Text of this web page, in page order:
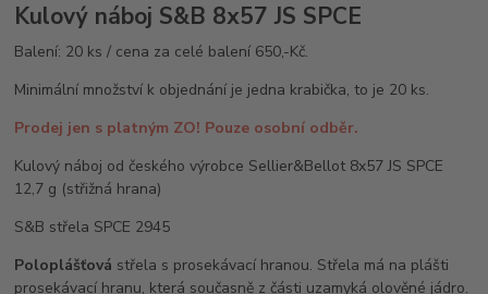
Kulový náboj S&B 8x57 JS SPCE
Balení: 20 ks / cena za celé balení 650,-Kč.
Minimální množství k objednání je jedna krabička, to je 20 ks.
Prodej jen s platným ZO! Pouze osobní odběr.
Kulový náboj od českého výrobce Sellier&Bellot 8x57 JS SPCE
12,7 g (střižná hrana)
S&B střela SPCE 2945
Poloplášťová střela s prosekávací hranou. Střela má na plášti
prosekávací hranu, která současně z části uzamyká olověné jádro.